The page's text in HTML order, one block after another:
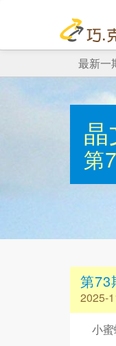
最新一
第
第73
2025-
小